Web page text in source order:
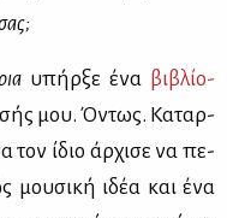
υπήρ­ξε ένα βι­βλίο-
μου. Όντως. Κα­ταρ­
τον ίδιο άρ­χι­σε να πε­
μου­σι­κή ιδέα και ένα